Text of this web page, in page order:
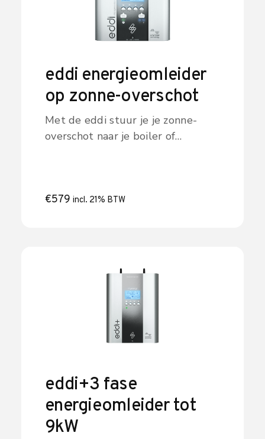
eddi energieomleider
op zonne-overschot
Met de eddi stuur je je zonne-
overschot naar je boiler of
energieomleider.
€579 incl. 21% BTW
eddi+3 fase
energieomleider tot
9kW